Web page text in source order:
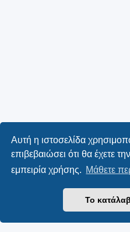
Αυτή η ιστοσελίδα
επιβεβαιώσει ότι θα έχετε
εμπειρία χρήσης. Μάθετε
Το